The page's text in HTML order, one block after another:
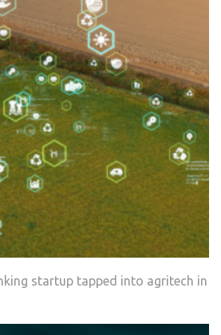
startup tapped into agritech in